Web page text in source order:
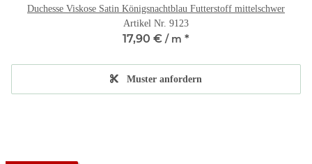
Duchesse Viskose Satin Königsnachtblau Futterstoff mittelschwer
Artikel Nr. 9123
17,90 € / m *
Muster anfordern